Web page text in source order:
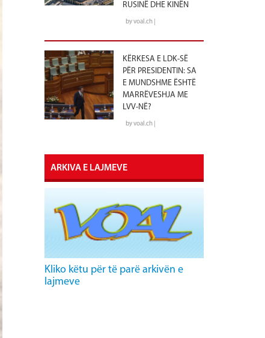
RUSINË DHE KINËN
by voal.ch |
KËRKESA E LDK-SË
PËR PRESIDENTIN: SA
E MUNDSHME ËSHTË
MARRËVESHJA ME
LVV-NË?
by voal.ch |
ARKIVA E LAJMEVE
Kliko këtu për të parë arkivën e
lajmeve